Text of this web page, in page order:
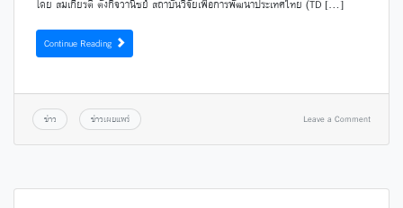
Continue Reading
ข่าว ข่าวเผยแพร่ Leave a Comment